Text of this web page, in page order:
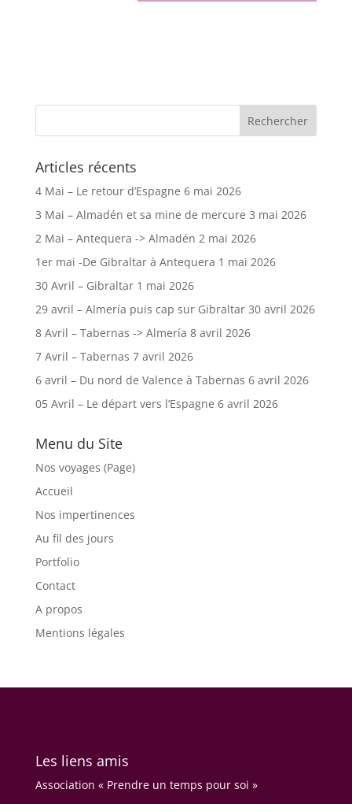
Articles récents
4 Mai – Le retour d’Espagne 6 mai 2026
3 Mai – Almadén et sa mine de mercure 3 mai 2026
2 Mai – Antequera -> Almadén 2 mai 2026
1er mai -De Gibraltar à Antequera 1 mai 2026
30 Avril – Gibraltar 1 mai 2026
29 avril – Almería puis cap sur Gibraltar 30 avril 2026
8 Avril – Tabernas -> Almería 8 avril 2026
7 Avril – Tabernas 7 avril 2026
6 avril – Du nord de Valence à Tabernas 6 avril 2026
05 Avril – Le départ vers l’Espagne 6 avril 2026
Menu du Site
Nos voyages (Page)
Accueil
Nos impertinences
Au fil des jours
Portfolio
Contact
A propos
Mentions légales
Les liens amis
Association « Prendre un temps pour soi »